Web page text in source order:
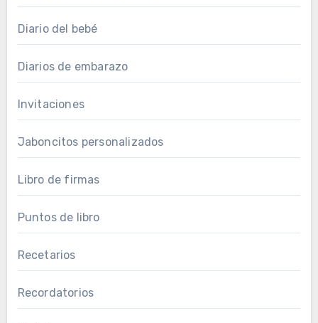
Diario del bebé
Diarios de embarazo
Invitaciones
Jaboncitos personalizados
Libro de firmas
Puntos de libro
Recetarios
Recordatorios